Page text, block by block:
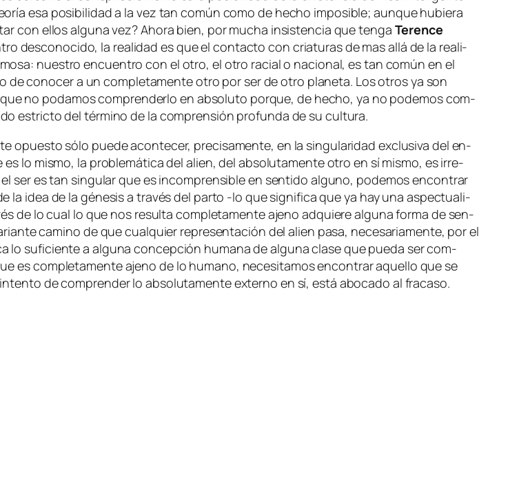
esa po­si­bi­li­dad a la vez tan co­mún co­mo de he­cho im­po­si­ble; aun­que hu­bie­ra
con ellos al­gu­na vez? Ahora bien, por mu­cha in­sis­ten­cia que ten­ga Terence
des­co­no­ci­do, la reali­dad es que el con­tac­to con cria­tu­ras de mas allá de la reali­
nues­tro en­cuen­tro con el otro, el otro ra­cial o na­cio­nal, es tan co­mún en el
co­no­cer a un com­ple­ta­men­te otro por ser de otro pla­ne­ta. Los otros ya son
no po­da­mos com­pren­der­lo en ab­so­lu­to por­que, de he­cho, ya no po­de­mos com­
es­tric­to del tér­mino de la com­pren­sión pro­fun­da de su cultura.
opues­to só­lo pue­de acon­te­cer, pre­ci­sa­men­te, en la sin­gu­la­ri­dad ex­clu­si­va del en­
lo mis­mo, la pro­ble­má­ti­ca del alien, del ab­so­lu­ta­men­te otro en sí mis­mo, es irre­
ser es tan sin­gu­lar que es in­com­pren­si­ble en sen­ti­do al­guno, po­de­mos en­con­trar
la idea de la gé­ne­sis a tra­vés del par­to ‑lo que sig­ni­fi­ca que ya hay una as­pec­tua­li­
de lo cual lo que nos re­sul­ta com­ple­ta­men­te ajeno ad­quie­re al­gu­na for­ma de sen­
ca­mino de que cual­quier re­pre­sen­ta­ción del alien pa­sa, ne­ce­sa­ria­men­te, por el
lo su­fi­cien­te a al­gu­na con­cep­ción hu­ma­na de al­gu­na cla­se que pue­da ser com­
es com­ple­ta­men­te ajeno de lo hu­mano, ne­ce­si­ta­mos en­con­trar aque­llo que se
de com­pren­der lo ab­so­lu­ta­men­te ex­terno en sí, es­tá abo­ca­do al fracaso.